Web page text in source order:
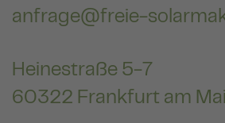
anfrage@freie-
Heinestraße 5-7
60322 Frankfurt am